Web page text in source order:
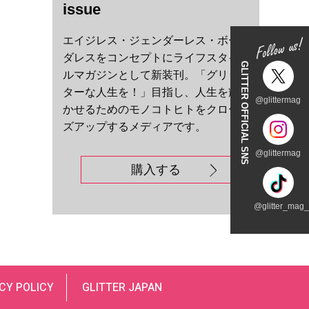
GLITTER OFFICIAL SNS @glittermag
@glittermag
issue
エイジレス・ジェンダーレス・ボー
ダレスをコンセプトにライフスタイ
ルマガジンとして新装刊。「グリッ
ターな人生を！」目指し、人生を輝
かせるためのモノコトヒトをクロー
ズアップするメディアです。
購入する
POLICY GLITTER JAPAN